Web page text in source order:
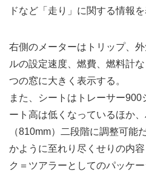
ドなど「走り」に関する情報を
右側のメーターはトリップ、
ルの設定速度、燃費、燃料計
つの窓に大きく表示する。
また、シートはトレーサー
ート高は低くなっているほか
（810mm）二段階に調整可能だ
かように至れり尽くせりの内
ク＝ツアラーとしてのパッケ